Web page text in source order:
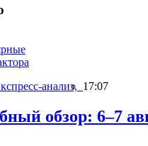
анализ, 17:07
обзор: 6–7